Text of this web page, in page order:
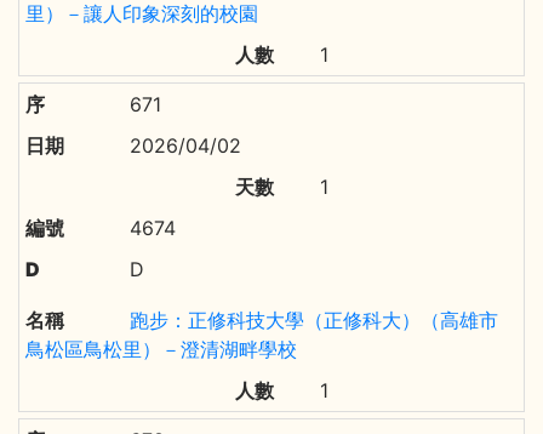
里）－讓人印象深刻的校園
1
671
2026/04/02
1
4674
D
跑步：正修科技大學（正修科大）（高雄市
鳥松區鳥松里）－澄清湖畔學校
1